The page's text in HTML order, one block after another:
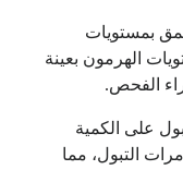
بمستويات
الهرمون بعينة
الفحص.
على الكمية
التبول، مما